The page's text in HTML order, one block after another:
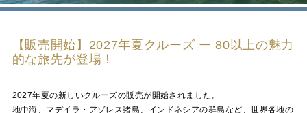
【販売開始】2027年夏クルーズ ー 80以上の魅力
的な旅先が登場！
2027年夏の新しいクルーズの販売が開始されました。
地中海、マデイラ・アゾレス諸島、インドネシアの群島など、世界各地の